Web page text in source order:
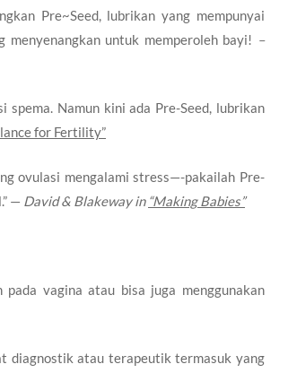
Pre~Seed, lubrikan yang mempunyai
untuk memperoleh bayi! –
spema. Namun kini ada Pre-Seed, lubrikan
for Fertility”
ovulasi mengalami stress—-pakailah Pre-
— David & Blakeway in “Making Babies”
pada vagina atau bisa juga menggunakan
diagnostik atau terapeutik termasuk yang